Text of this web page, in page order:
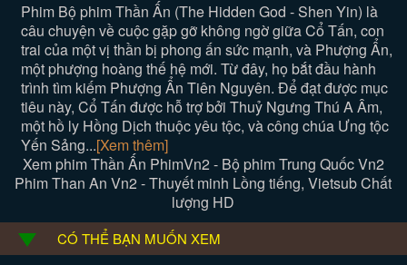
Phim Bộ phim Thần Ấn (The Hidden God - Shen Yin) là
câu chuyện về cuộc gặp gỡ không ngờ giữa Cổ Tấn, con
trai của một vị thần bị phong ấn sức mạnh, và Phượng Ẩn,
một phượng hoàng thế hệ mới. Từ đây, họ bắt đầu hành
trình tìm kiếm Phượng Ẩn Tiên Nguyên. Để đạt được mục
tiêu này, Cổ Tấn được hỗ trợ bởi Thuỷ Ngưng Thú A Âm,
một hồ ly Hồng Dịch thuộc yêu tộc, và công chúa Ưng tộc
Yến Sảng...[Xem thêm]
Xem phim Thần Ấn PhimVn2 - Bộ phim Trung Quốc Vn2
Phim Than An Vn2 - Thuyết minh Lồng tiếng, Vietsub Chất
lượng HD
CÓ THỂ BẠN MUỐN XEM